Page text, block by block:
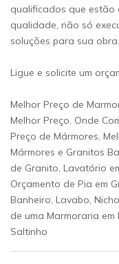
qualificados que estão
qualidade, não só
soluções para sua obra.
Ligue e solicite um
Melhor Preço de
Melhor Preço, Onde
Preço de Mármores,
Mármores e Granitos
de Granito, Lavatório
Orçamento de Pia em
Banheiro, Lavabo,
de uma Marmoraria
Saltinho